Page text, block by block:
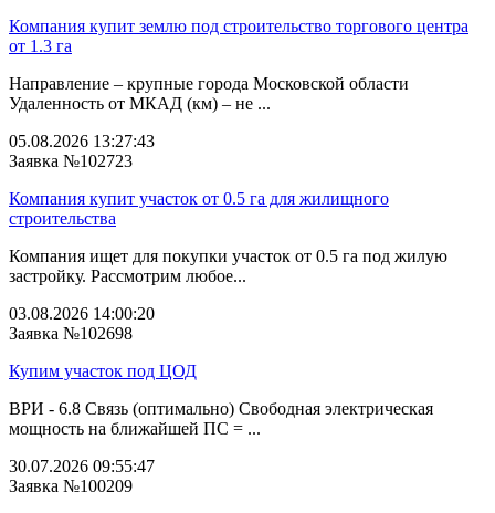
Компания купит землю под строительство торгового центра
от 1.3 га
Направление – крупные города Московской области
Удаленность от МКАД (км) – не ...
05.08.2026 13:27:43
Заявка №102723
Компания купит участок от 0.5 га для жилищного
строительства
Компания ищет для покупки участок от 0.5 га под жилую
застройку. Рассмотрим любое...
03.08.2026 14:00:20
Заявка №102698
Купим участок под ЦОД
ВРИ - 6.8 Связь (оптимально) Свободная электрическая
мощность на ближайшей ПС = ...
30.07.2026 09:55:47
Заявка №100209